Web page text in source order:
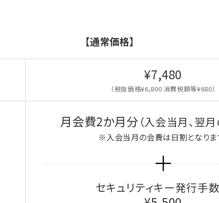
【通常価格】
¥7,480
（税抜価格¥6,800 消費税額等¥680）
月会費2か月分 （入会当月、翌
※入会当月の会費は日割となりま
セキュリティキー発行手